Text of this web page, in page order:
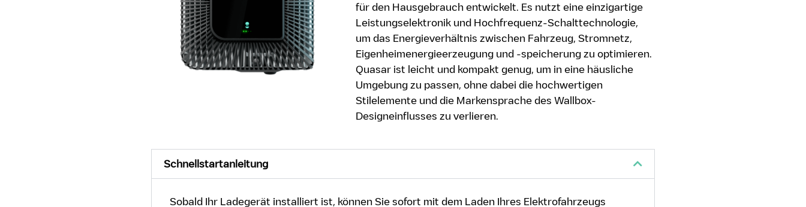
für den Hausgebrauch entwickelt. Es nutzt eine einzigartige
Leistungselektronik und Hochfrequenz-Schalttechnologie,
um das Energieverhältnis zwischen Fahrzeug, Stromnetz,
Eigenheimenergieerzeugung und -speicherung zu optimieren.
Quasar ist leicht und kompakt genug, um in eine häusliche
Umgebung zu passen, ohne dabei die hochwertigen
Stilelemente und die Markensprache des Wallbox-
Designeinflusses zu verlieren.
Schnellstartanleitung
Sobald Ihr Ladegerät installiert ist, können Sie sofort mit dem Laden Ihres Elektrofahrzeugs